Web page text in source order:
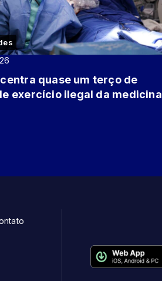
quase um terço de
exercício ilegal da medicina